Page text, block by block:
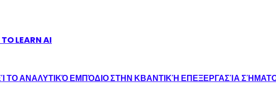
LEARN AI
ΑΝΑΛΥΤΙΚΌ ΕΜΠΌΔΙΟ ΣΤΗΝ ΚΒΑΝΤΙΚΉ ΕΠΕΞΕΡΓΑΣΊΑ